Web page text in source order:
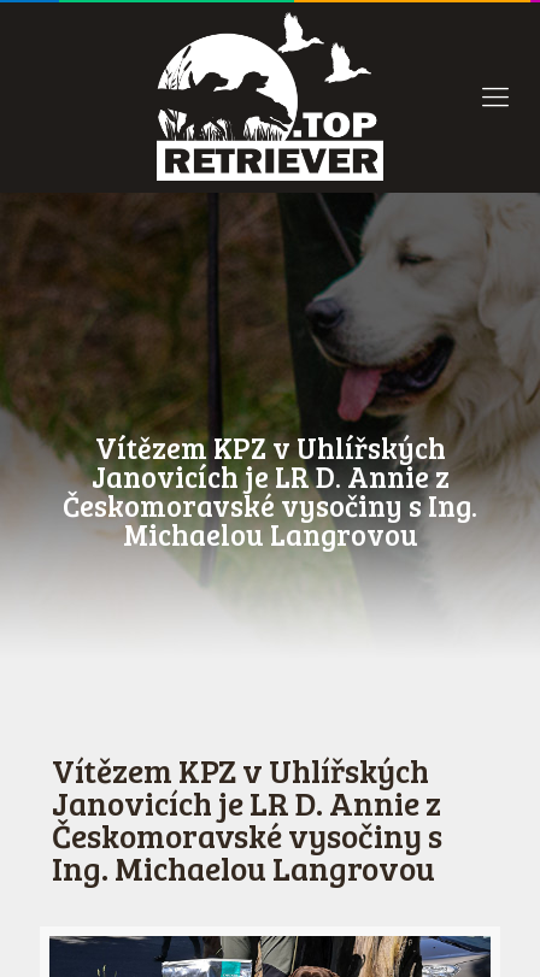
Vítězem KPZ v Uhlířských
Janovicích je LR D. Annie z
Českomoravské vysočiny s Ing.
Michaelou Langrovou
Vítězem KPZ v Uhlířských
Janovicích je LR D. Annie z
Českomoravské vysočiny s
Ing. Michaelou Langrovou